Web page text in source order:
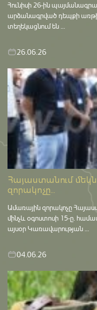
Հունիսի 26-ին
արձանագրված դեպքի
տեղեկացնում են ...
26.06.26
Հայաստանում
զորակոչը...
Ամառային զորակոչը
մինչև օգոստոսի 15-ը․
այսօր Կառավարության ...
04.06.26